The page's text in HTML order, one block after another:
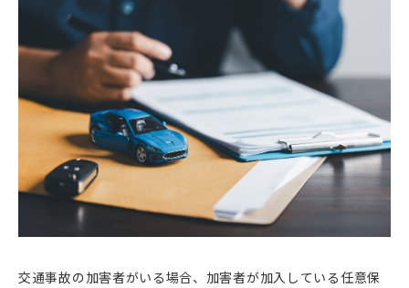
交通事故の加害者がいる場合、加害者が加入している任意保